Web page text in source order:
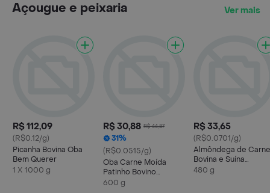
Açougue e peixaria Ver mais
R$ 112,09
(R$0.12/g)
Picanha Bovina Oba
Bem Querer
1 X 1000 g
R$ 30,88 R$ 44,87
31%
(R$0.0515/g)
Oba Carne Moída
Patinho Bovino
Seleção Dia a Dia
600 g
R$ 33,65
(R$0.0701/g)
Almôndega de Carne
Bovina e Suína
Resfriada Seleção
480 g